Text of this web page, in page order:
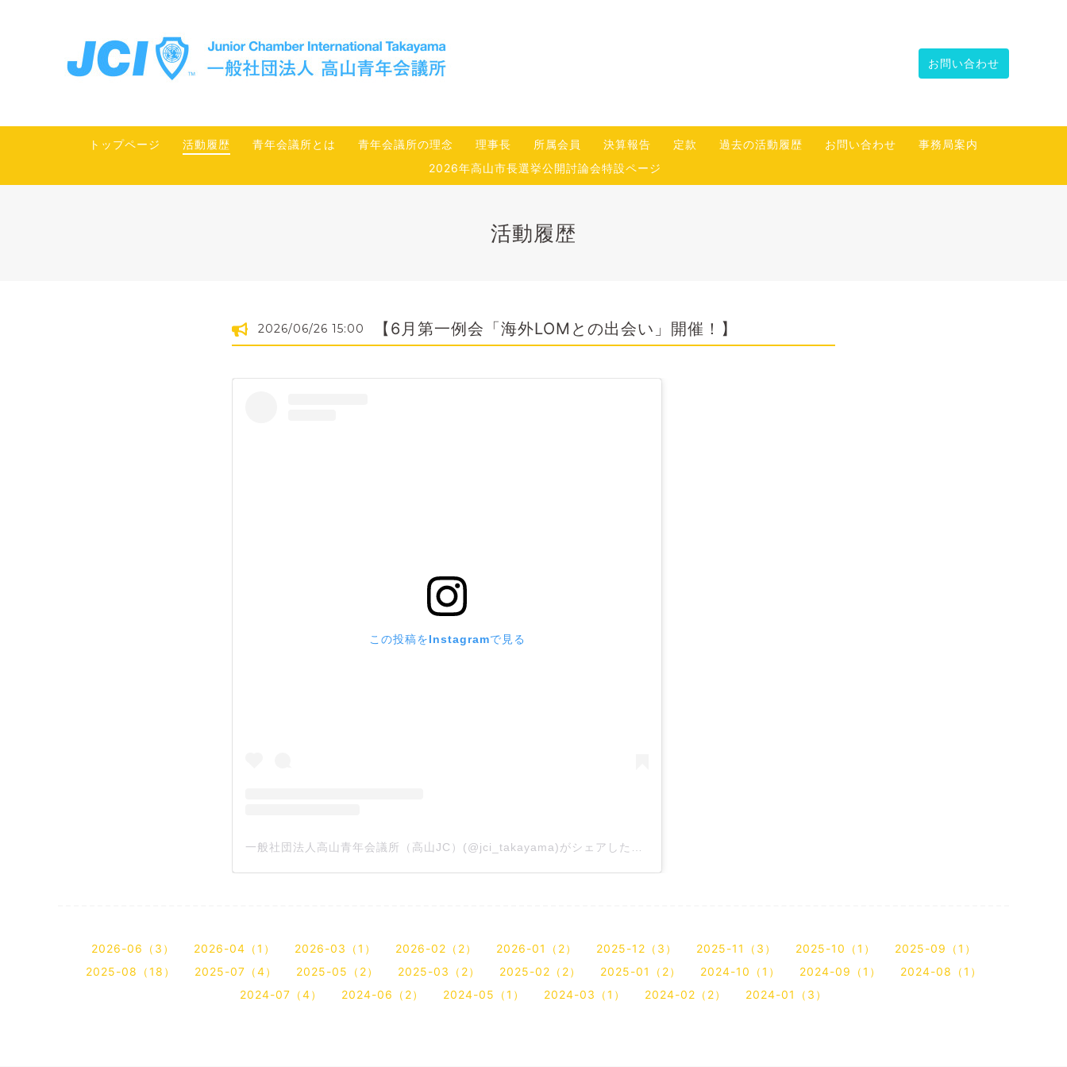
お問い合わせ
トップページ 活動履歴 青年会議所とは 青年会議所の理念 理事長 所属会員 決算報告 定款 過去の活動履歴 お問い合わせ
事務局案内
2026年高山市長選挙公開討論会特設ページ
活動履歴
2026/06/26 15:00 【6月第一例会「海外LOMとの出会い」開催！】
この投稿をInstagramで見る
2026-06（3） 2026-04（1） 2026-03（1） 2026-02（2） 2026-01（2） 2025-12（3） 2025-11（3） 2025-10（1）
2025-09（1）
2025-08（18）
2025-07（4） 2025-05（2） 2025-03（2） 2025-02（2） 2025-01（2） 2024-10（1） 2024-09（1）
2024-08（1）
2024-07（4）
2024-06（2） 2024-05（1） 2024-03（1） 2024-02（2） 2024-01（3）